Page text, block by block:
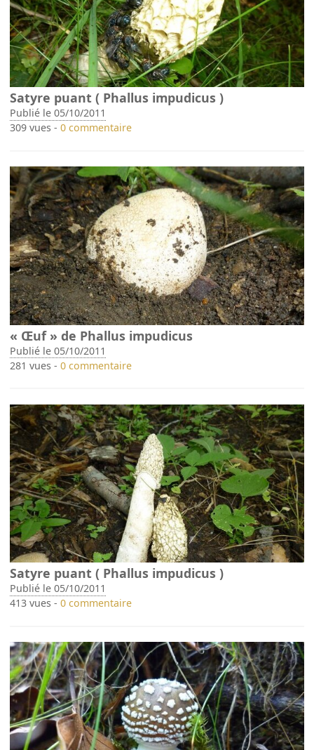
Satyre puant ( Phallus impudicus )
Publié le 05/10/2011
309 vues -0 commentaire
« Œuf » de Phallus impudicus
Publié le 05/10/2011
281 vues -0 commentaire
Satyre puant ( Phallus impudicus )
Publié le 05/10/2011
413 vues -0 commentaire